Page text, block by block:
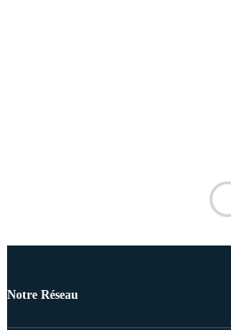
Notre Réseau